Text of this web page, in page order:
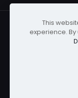
This
experience.